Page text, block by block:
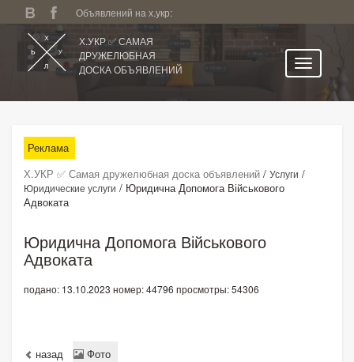
Объявлений на х.укр:
Х.УКР ✅ САМАЯ
ДРУЖЕЛЮБНАЯ
ДОСКА ОБЪЯВЛЕНИЙ
Все регионы
Категории
Избранное
Личный кабинет
Поиск по сайту
Реклама
Х.УКР ✅ Самая дружелюбная доска объявлений / Услуги /
Юридические услуги / Юридична Допомога Військового
Адвоката
Юридична Допомога Військового
Адвоката
подано: 13.10.2023 номер: 44796 просмотры: 54306
назад Фото